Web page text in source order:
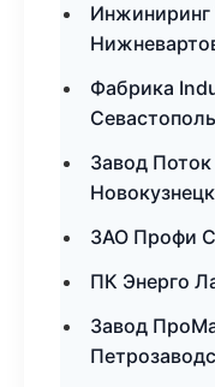
Фабрика
Севастополь
Завод
Новокузнецк
ЗАО Профи
ПК Энерго
Завод